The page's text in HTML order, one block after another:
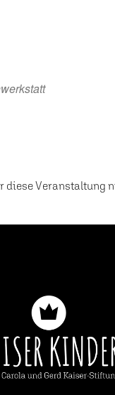
diese Veranstaltung